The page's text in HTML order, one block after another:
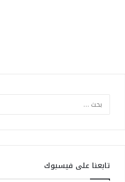
تابعنا على فيسبوك